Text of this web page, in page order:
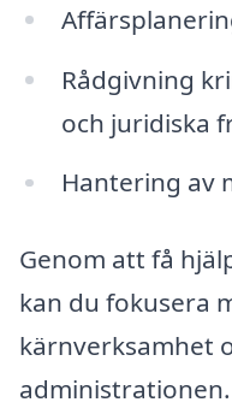
Rådgivning
och juridiska
Hantering av
Genom att få
kan du fokusera
kärnverksamhet